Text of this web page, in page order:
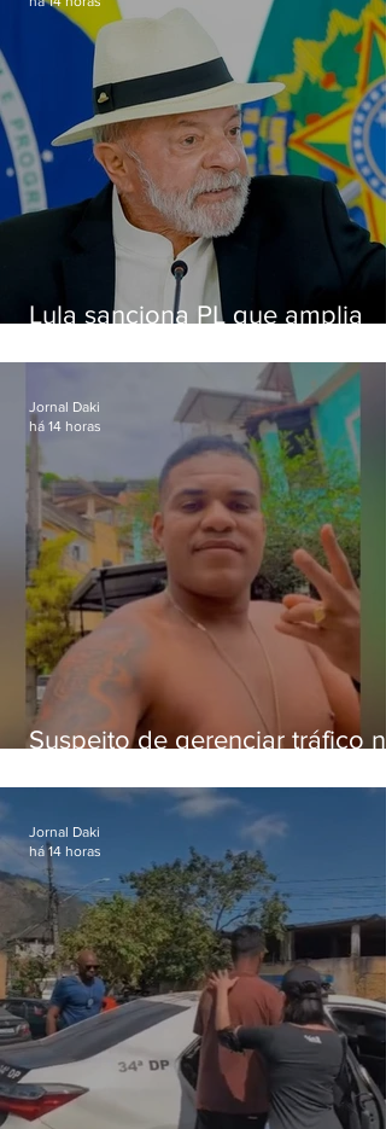
Lula sanciona PL que amplia
crianças
Suspeito de gerenciar tráfico na
foragido
Jornal Daki
há 14 horas
Jornal Daki
há 14 horas